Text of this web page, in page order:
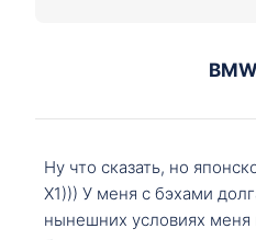
Ну что сказать, но
X1))) У меня с бэхами
нынешних условиях